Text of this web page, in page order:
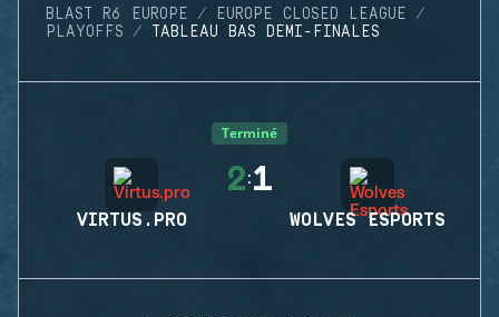
BLAST R6 EUROPE
EUROPE CLOSED LEAGUE
PLAYOFFS
TABLEAU BAS DEMI-FINALES
Terminé
VIRTUS.PRO
2:1
WOLVES ESPORTS